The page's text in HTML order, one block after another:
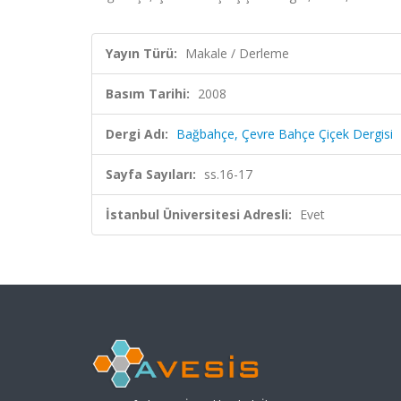
Yayın Türü: Makale / Derleme
Basım Tarihi: 2008
Dergi Adı: Bağbahçe, Çevre Bahçe Çiçek Dergisi
Sayfa Sayıları: ss.16-17
İstanbul Üniversitesi Adresli: Evet